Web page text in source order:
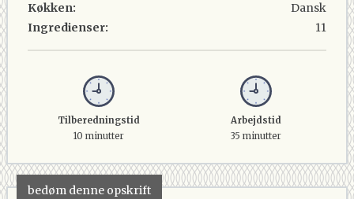
Køkken:
Ingredienser:
Dansk
11
Tilberedningstid
10 minutter
Arbejdstid
35 minutter
bedøm denne opskrift